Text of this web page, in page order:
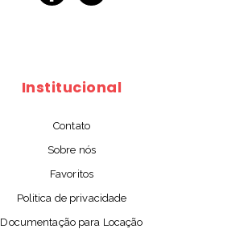
Institucional
Contato
Sobre nós
Favoritos
Politica de privacidade
Documentação para Locação